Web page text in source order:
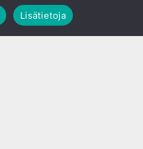
Lisätietoja